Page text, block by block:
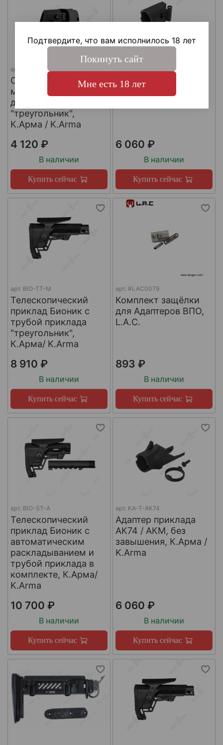
арт.
Складной шарнир
модульного приклада
для трубы приклада
"треугольник",
К.Арма / K.Arma
4 120 ₽
В наличии
Купить сейчас
Адаптер приклада
АКСУ/АКС-74У,
6 060 ₽
В наличии
Купить сейчас
арт. BIO-TT-M
Телескопический
приклад Бионик с
трубой приклада
"треугольник",
К.Арма/ K.Arma
8 910 ₽
В наличии
Купить сейчас
арт. #LAC0079
Комплект защёлки
для Адаптеров ВПО,
L.A.C.
893 ₽
В наличии
Купить сейчас
арт. BIO-ST-A
Телескопический
приклад Бионик с
автоматическим
раскладыванием и
трубой приклада в
комплекте, К.Арма/
K.Arma
10 700 ₽
В наличии
Купить сейчас
арт. КА-Т-АК74
Адаптер приклада
АК74 / АКМ, без
завышения, К.Арма /
K.Arma
6 060 ₽
В наличии
Купить сейчас
Подтвердите, что вам исполнилось 18 лет
Покинуть сайт
Мне есть 18 лет